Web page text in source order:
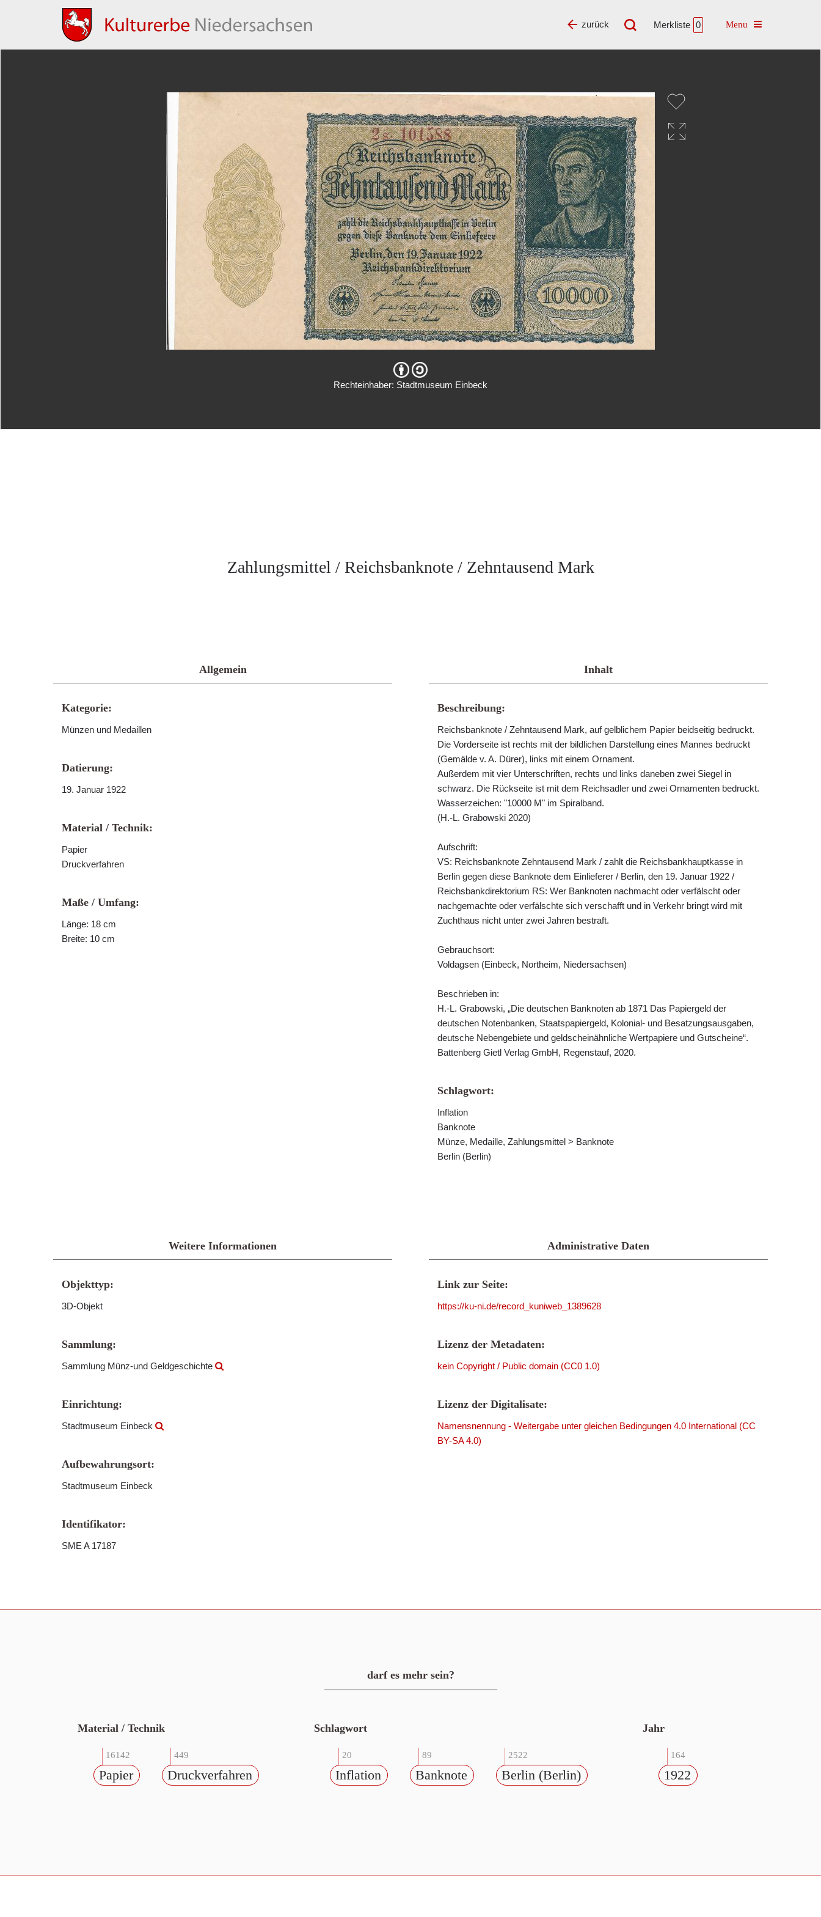
Merkliste 0 Toggle navigation
zurück
Rechteinhaber: Stadtmuseum Einbeck
Zahlungsmittel / Reichsbanknote / Zehntausend Mark
Allgemein
Kategorie:
Münzen und Medaillen
Datierung:
19. Januar 1922
Material / Technik:
Papier
Druckverfahren
Maße / Umfang:
Länge: 18 cm
Breite: 10 cm
Inhalt
Beschreibung:
Reichsbanknote / Zehntausend Mark, auf gelblichem Papier beidseitig bedruckt.
Die Vorderseite ist rechts mit der bildlichen Darstellung eines Mannes bedruckt
(Gemälde v. A. Dürer), links mit einem Ornament.
Außerdem mit vier Unterschriften, rechts und links daneben zwei Siegel in
schwarz. Die Rückseite ist mit dem Reichsadler und zwei Ornamenten bedruckt.
Wasserzeichen: "10000 M" im Spiralband.
(H.-L. Grabowski 2020)
Aufschrift:
VS: Reichsbanknote Zehntausend Mark / zahlt die Reichsbankhauptkasse in
Berlin gegen diese Banknote dem Einlieferer / Berlin, den 19. Januar 1922 /
Reichsbankdirektorium RS: Wer Banknoten nachmacht oder verfälscht oder
nachgemachte oder verfälschte sich verschafft und in Verkehr bringt wird mit
Zuchthaus nicht unter zwei Jahren bestraft.
Gebrauchsort:
Voldagsen (Einbeck, Northeim, Niedersachsen)
Beschrieben in:
H.-L. Grabowski, „Die deutschen Banknoten ab 1871 Das Papiergeld der
deutschen Notenbanken, Staatspapiergeld, Kolonial- und Besatzungsausgaben,
deutsche Nebengebiete und geldscheinähnliche Wertpapiere und Gutscheine“.
Battenberg Gietl Verlag GmbH, Regenstauf, 2020.
Schlagwort:
Inflation
Banknote
Münze, Medaille, Zahlungsmittel > Banknote
Berlin (Berlin)
Weitere Informationen
Objekttyp:
3D-Objekt
Sammlung:
Sammlung Münz-und Geldgeschichte
Einrichtung:
Stadtmuseum Einbeck
Aufbewahrungsort:
Stadtmuseum Einbeck
Identifikator:
SME A 17187
Administrative Daten
Link zur Seite:
https://ku-ni.de/record_kuniweb_1389628
Lizenz der Metadaten:
kein Copyright / Public domain (CC0 1.0)
Lizenz der Digitalisate:
Namensnennung - Weitergabe unter gleichen Bedingungen 4.0 International (CC
BY-SA 4.0)
darf es mehr sein?
Material / Technik
16142
Papier
449
Druckverfahren
Schlagwort
20
Inflation
89
Banknote
2522
Berlin (Berlin)
Jahr
164
1922